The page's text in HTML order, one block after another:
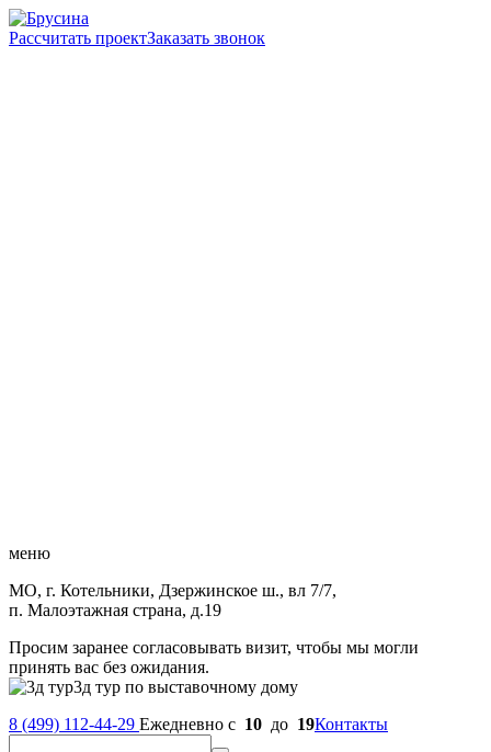
Рассчитать проектЗаказать звонок
меню
МО, г. Котельники, Дзержинское ш., вл 7/7,
п. Малоэтажная страна, д.19
Просим заранее согласовывать визит, чтобы мы могли
принять вас без ожидания.
3д тур по выставочному дому
8 (499) 112-44-29 Ежедневно с 10 до 19Контакты